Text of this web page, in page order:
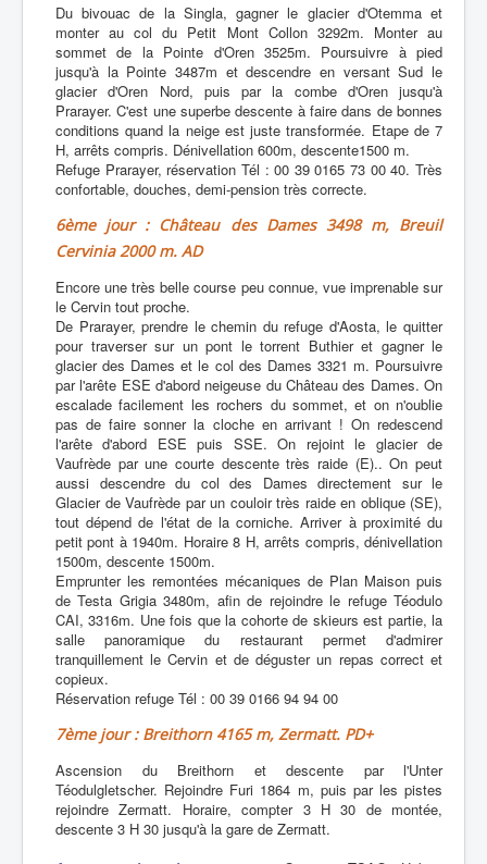
Du bivouac de la Singla, gagner le glacier d'Otemma et
monter au col du Petit Mont Collon 3292m. Monter au
sommet de la Pointe d'Oren 3525m. Poursuivre à pied
jusqu'à la Pointe 3487m et descendre en versant Sud le
glacier d'Oren Nord, puis par la combe d'Oren jusqu'à
Prarayer. C'est une superbe descente à faire dans de bonnes
conditions quand la neige est juste transformée. Etape de 7
H, arrêts compris. Dénivellation 600m, descente1500 m.
Refuge Prarayer, réservation Tél : 00 39 0165 73 00 40. Très
confortable, douches, demi-pension très correcte.
6ème jour : Château des Dames 3498 m, Breuil
Cervinia 2000 m. AD
Encore une très belle course peu connue, vue imprenable sur
le Cervin tout proche.
De Prarayer, prendre le chemin du refuge d'Aosta, le quitter
pour traverser sur un pont le torrent Buthier et gagner le
glacier des Dames et le col des Dames 3321 m. Poursuivre
par l'arête ESE d'abord neigeuse du Château des Dames. On
escalade facilement les rochers du sommet, et on n'oublie
pas de faire sonner la cloche en arrivant ! On redescend
l'arête d'abord ESE puis SSE. On rejoint le glacier de
Vaufrède par une courte descente très raide (E).. On peut
aussi descendre du col des Dames directement sur le
Glacier de Vaufrède par un couloir très raide en oblique (SE),
tout dépend de l'état de la corniche. Arriver à proximité du
petit pont à 1940m. Horaire 8 H, arrêts compris, dénivellation
1500m, descente 1500m.
Emprunter les remontées mécaniques de Plan Maison puis
de Testa Grigia 3480m, afin de rejoindre le refuge Téodulo
CAI, 3316m. Une fois que la cohorte de skieurs est partie, la
salle panoramique du restaurant permet d'admirer
tranquillement le Cervin et de déguster un repas correct et
copieux.
Réservation refuge Tél : 00 39 0166 94 94 00
7ème jour : Breithorn 4165 m, Zermatt. PD+
Ascension du Breithorn et descente par l'Unter
Téodulgletscher. Rejoindre Furi 1864 m, puis par les pistes
rejoindre Zermatt. Horaire, compter 3 H 30 de montée,
descente 3 H 30 jusqu'à la gare de Zermatt.